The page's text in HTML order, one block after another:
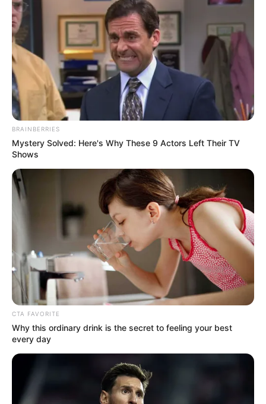
BRAINBERRIES
Mystery Solved: Here's Why These 9 Actors Left Their TV
Shows
CTA FAVORITE
Why this ordinary drink is the secret to feeling your best
every day